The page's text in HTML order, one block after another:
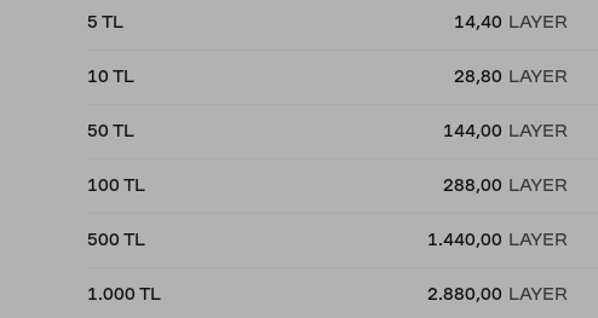
5 TL 14,40 LAYER
10 TL 28,80 LAYER
50 TL 144,00 LAYER
100 TL 288,00 LAYER
500 TL 1.440,00 LAYER
1.000 TL 2.880,00 LAYER